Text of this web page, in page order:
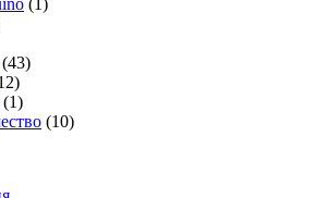
(43)
(1)
(10)